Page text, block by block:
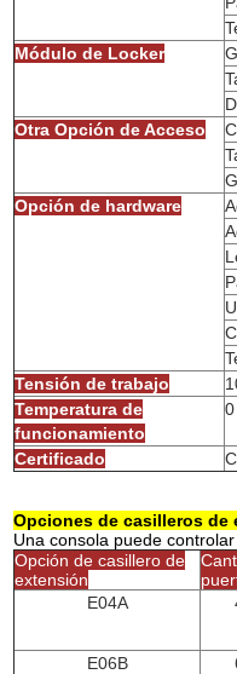
Módulo de Locker
Otra Opción de Acceso
Opción de hardware
Tensión de trabajo
Temperatura de
funcionamiento
Certificado
Opciones de casilleros de
Una consola puede
Opción de casillero de
extensión
E04A
E06B